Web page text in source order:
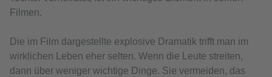
Filmen.
Die im Film dargestellte explosive Dramatik trifft man im
wirklichen Leben eher selten. Wenn die Leute streiten,
dann über weniger wichtige Dinge. Sie vermeiden, das